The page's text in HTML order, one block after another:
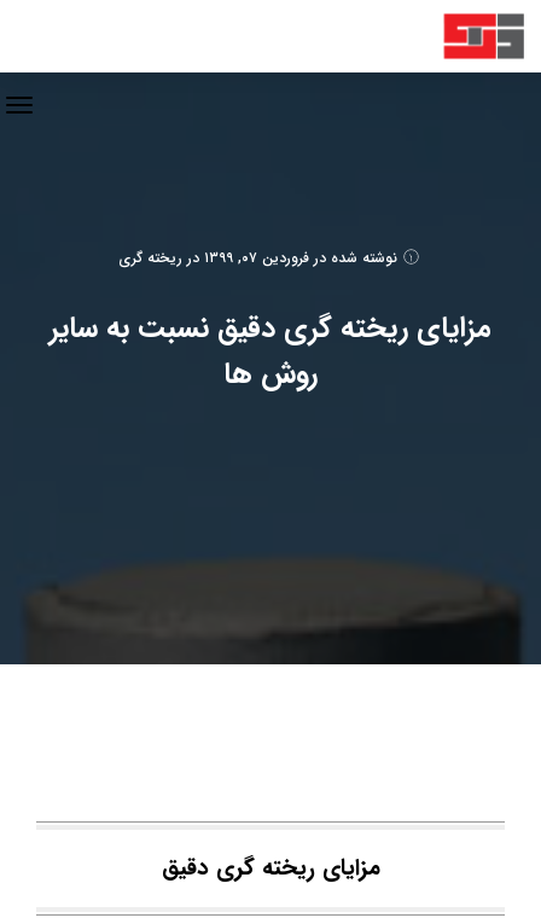
نوشته شده در فروردین ۰۷, ۱۳۹۹ در ریخته گری
مزایای ریخته گری دقیق نسبت به سایر
روش ها
مزایای ریخته ­گری دقیق